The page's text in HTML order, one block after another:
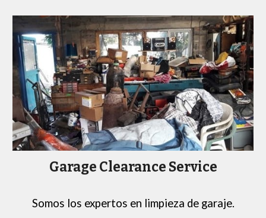
Garage Clearance Service
Somos los expertos en limpieza de garaje.